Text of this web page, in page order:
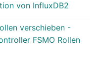
von InfluxDB2
verschieben -
FSMO Rollen